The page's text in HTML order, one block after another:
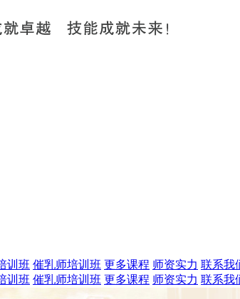
训班 催乳师培训班 更多课程 师资实力 联系我
训班 催乳师培训班 更多课程 师资实力 联系我